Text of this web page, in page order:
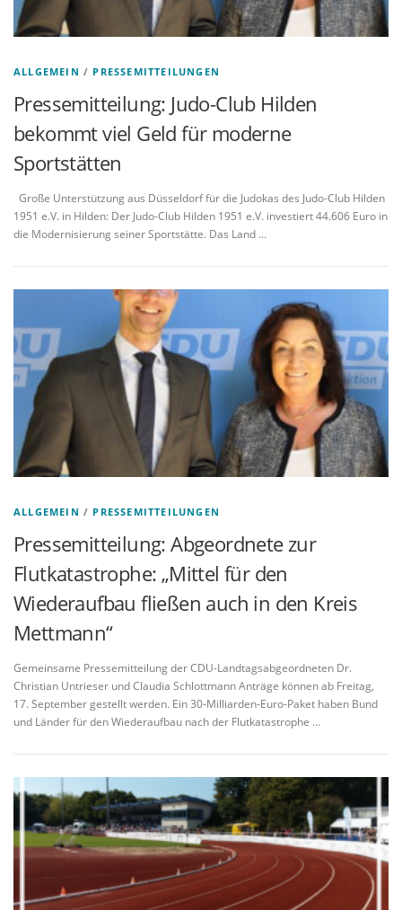
ALLGEMEIN / PRESSEMITTEILUNGEN
Pressemitteilung: Judo-Club Hilden
bekommt viel Geld für moderne
Sportstätten
Große Unterstützung aus Düsseldorf für die Judokas des Judo-Club Hilden
1951 e.V. in Hilden: Der Judo-Club Hilden 1951 e.V. investiert 44.606 Euro in
die Modernisierung seiner Sportstätte. Das Land …
ALLGEMEIN / PRESSEMITTEILUNGEN
Pressemitteilung: Abgeordnete zur
Flutkatastrophe: „Mittel für den
Wiederaufbau fließen auch in den Kreis
Mettmann“
Gemeinsame Pressemitteilung der CDU-Landtagsabgeordneten Dr.
Christian Untrieser und Claudia Schlottmann Anträge können ab Freitag,
17. September gestellt werden. Ein 30-Milliarden-Euro-Paket haben Bund
und Länder für den Wiederaufbau nach der Flutkatastrophe …